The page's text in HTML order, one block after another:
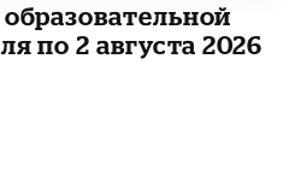
по 2 августа 2026